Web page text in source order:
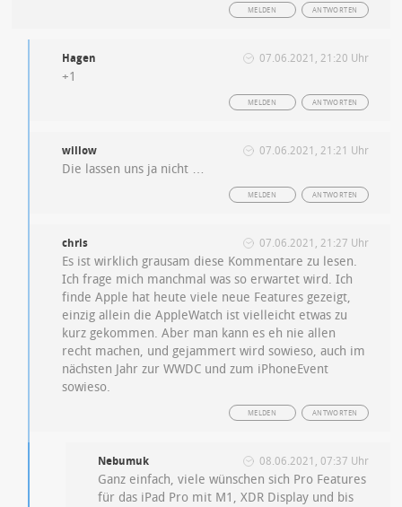
ANTWORTEN
MELDEN
Hagen 07.06.2021, 21:20 Uhr
+1
ANTWORTEN
MELDEN
willow 07.06.2021, 21:21 Uhr
Die lassen uns ja nicht …
ANTWORTEN
MELDEN
chris 07.06.2021, 21:27 Uhr
Es ist wirklich grausam diese Kommentare zu lesen.
Ich frage mich manchmal was so erwartet wird. Ich
finde Apple hat heute viele neue Features gezeigt,
einzig allein die AppleWatch ist vielleicht etwas zu
kurz gekommen. Aber man kann es eh nie allen
recht machen, und gejammert wird sowieso, auch im
nächsten Jahr zur WWDC und zum iPhoneEvent
sowieso.
ANTWORTEN
MELDEN
Nebumuk 08.06.2021, 07:37 Uhr
Ganz einfach, viele wünschen sich Pro Features
für das iPad Pro mit M1, XDR Display und bis